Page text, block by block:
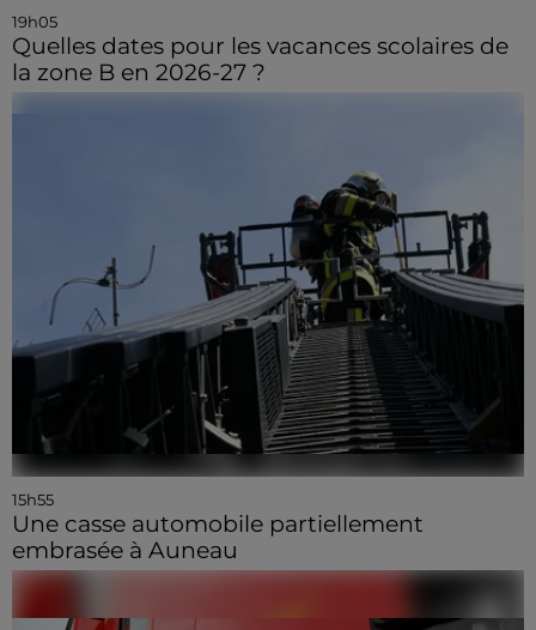
19h05
Quelles dates pour les vacances scolaires de
la zone B en 2026-27 ?
15h55
Une casse automobile partiellement
embrasée à Auneau